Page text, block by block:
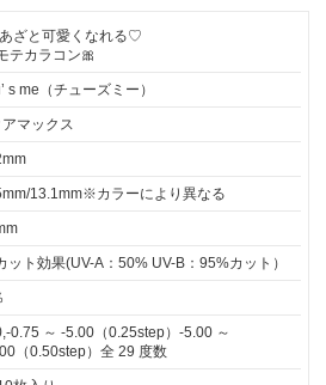
ざと可愛くなれる♡
テカラコン🎀
s me（チューズミー）
アマックス
13.1mm※カラーにより異なる
ット効果(UV-A：50% UV-B：95%カット）
0.75 ～ -5.00（0.25step）-5.00 ～
（0.50step）全 29 度数